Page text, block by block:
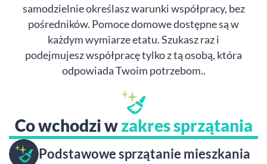
samodzielnie określasz warunki współpracy, bez
pośredników. Pomoce domowe dostępne są w
każdym wymiarze etatu. Szukasz raz i
podejmujesz współpracę tylko z tą osobą, która
odpowiada Twoim potrzebom..
Co wchodzi wzakres sprzątania
Podstawowe sprzątanie mieszkania